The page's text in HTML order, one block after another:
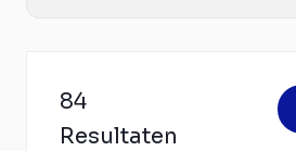
84
Resultaten